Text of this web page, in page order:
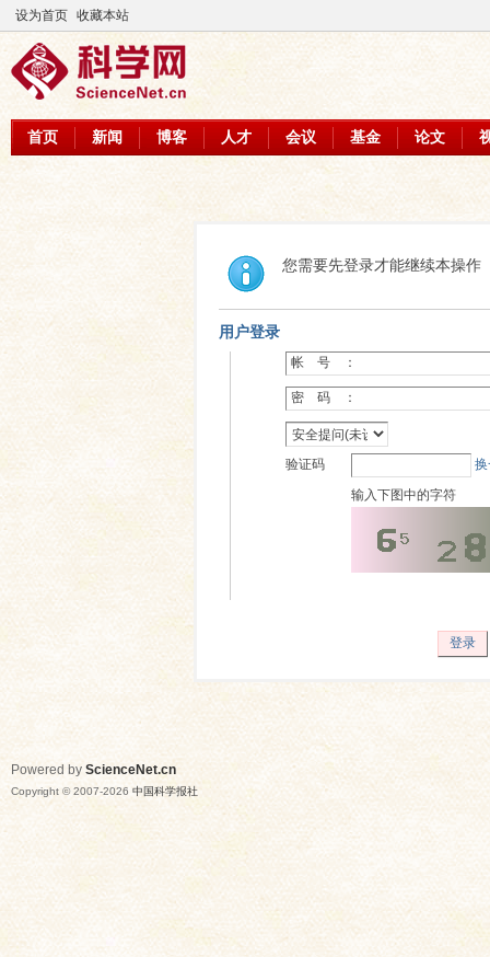
设为首页 收藏本站
首页 新闻 博客 人才 会议 基金 论文
您需要先登录才能继续本操作
用户登录
帐 号 ：
密 码 ：
验证码
输入下图中的字符
登录
Powered by ScienceNet.cn
Copyright © 2007-2026 中国科学报社